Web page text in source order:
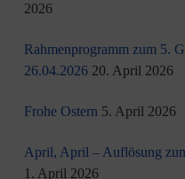
2026
Rahmenprogramm zum 5.
26.04.2026 20. April 2026
Frohe Ostern 5. April 2026
April, April – Auflösung
1. April 2026